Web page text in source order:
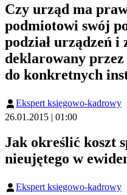
Czy urząd ma
podmiotowi swój
podział urządzeń i
deklarowany
do konkretnych
Ekspert księgowo-kadrowy
26.01.2015 | 01:00
Jak określić koszt
nieujętego w
Ekspert księgowo-kadrowy